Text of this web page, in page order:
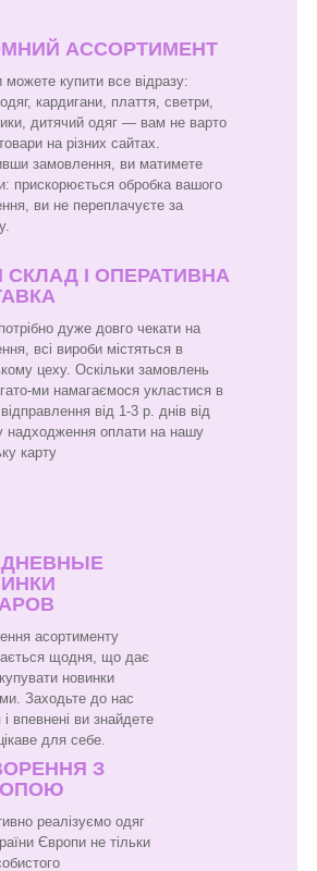
АССОРТИМЕНТ
можете купити все відразу:
кардигани, плаття, светри,
дитячий одяг — вам не варто
на різних сайтах.
замовлення, ви матимете
прискорюється обробка вашого
ви не переплачуєте за
СКЛАД І ОПЕРАТИВНА
дуже довго чекати на
всі вироби містяться в
цеху. Оскільки замовлень
ми намагаємося укластися в
від 1-3 р. днів від
надходження оплати на нашу
карту
асортименту
щодня, що дає
новинки
Заходьте до нас
впевнені ви знайдете
для себе.
З
реалізуємо одяг
Європи не тільки